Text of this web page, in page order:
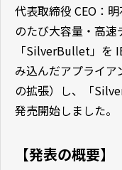
代表取締役 CEO：
のたび大容量・高
「SilverBullet」を
み込んだアプライ
の拡張）し、「
発売開始しました。
【発表の概要】